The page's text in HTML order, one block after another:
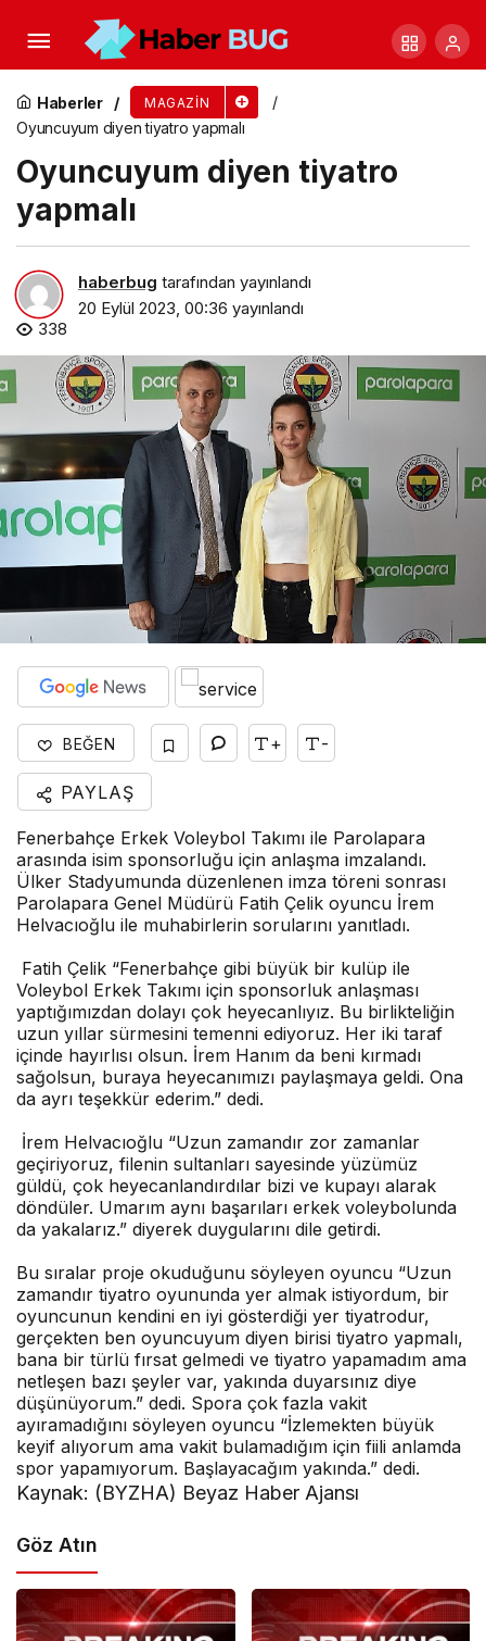
Haberler MAGAZIN
Oyuncuyum diyen tiyatro yapmalı
Oyuncuyum diyen tiyatro
yapmalı
haberbug tarafından yayınlandı
20 Eylül 2023, 00:36 yayınlandı
338
BEĞEN + -
PAYLAŞ
Fenerbahçe Erkek Voleybol Takımı ile Parolapara
arasında isim sponsorluğu için anlaşma imzalandı.
Ülker Stadyumunda düzenlenen imza töreni sonrası
Parolapara Genel Müdürü Fatih Çelik oyuncu İrem
Helvacıoğlu ile muhabirlerin sorularını yanıtladı.
Fatih Çelik “Fenerbahçe gibi büyük bir kulüp ile
Voleybol Erkek Takımı için sponsorluk anlaşması
yaptığımızdan dolayı çok heyecanlıyız. Bu birlikteliğin
uzun yıllar sürmesini temenni ediyoruz. Her iki taraf
içinde hayırlısı olsun. İrem Hanım da beni kırmadı
sağolsun, buraya heyecanımızı paylaşmaya geldi. Ona
da ayrı teşekkür ederim.” dedi.
İrem Helvacıoğlu “Uzun zamandır zor zamanlar
geçiriyoruz, filenin sultanları sayesinde yüzümüz
güldü, çok heyecanlandırdılar bizi ve kupayı alarak
döndüler. Umarım aynı başarıları erkek voleybolunda
da yakalarız.” diyerek duygularını dile getirdi.
Bu sıralar proje okuduğunu söyleyen oyuncu “Uzun
zamandır tiyatro oyununda yer almak istiyordum, bir
oyuncunun kendini en iyi gösterdiği yer tiyatrodur,
gerçekten ben oyuncuyum diyen birisi tiyatro yapmalı,
bana bir türlü fırsat gelmedi ve tiyatro yapamadım ama
netleşen bazı şeyler var, yakında duyarsınız diye
düşünüyorum.” dedi. Spora çok fazla vakit
ayıramadığını söyleyen oyuncu “İzlemekten büyük
keyif alıyorum ama vakit bulamadığım için fiili anlamda
spor yapamıyorum. Başlayacağım yakında.” dedi.
Kaynak: (BYZHA) Beyaz Haber Ajansı
Göz Atın
Alper Erözer model sevgilisi Abigail Goddey ile
Nişantaşı’nda görüntülendi